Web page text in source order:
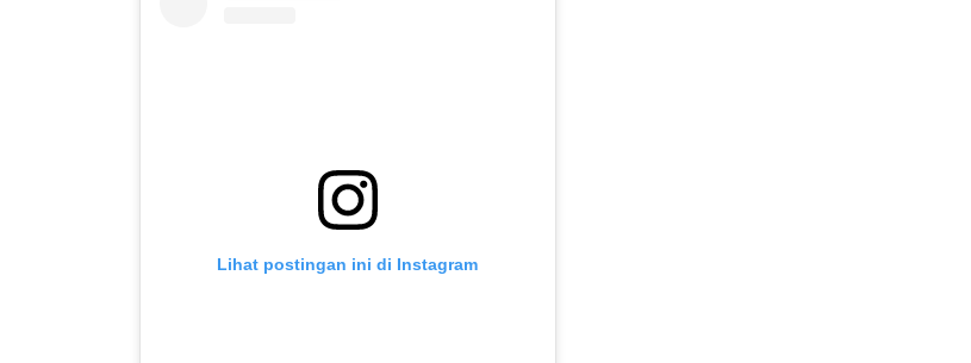
Lihat postingan ini di Instagram